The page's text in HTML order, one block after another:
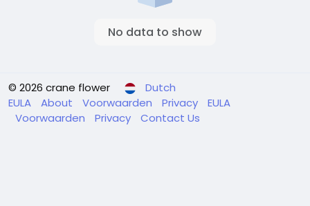
No data to show
© 2026 crane flower
Dutch
EULA
About Voorwaarden Privacy
EULA
Voorwaarden
Privacy Contact Us